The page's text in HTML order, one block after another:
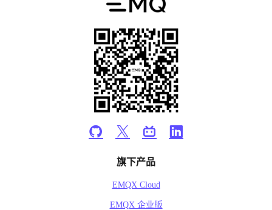
旗下产品
EMQX Cloud
EMQX 企业版